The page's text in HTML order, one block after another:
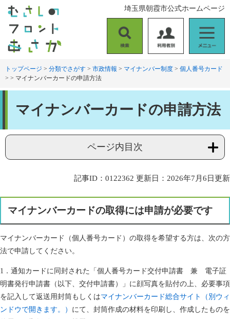
す
。
し
て
索
用
者
ニ
ュ
埼玉県朝霞市公式ホームページ
トップページ > 分類でさがす > 市政情報 > マイナンバー制度 > 個人番号カード
> > マイナンバーカードの申請方法
マイナンバーカードの申請方法
ページ内目次
記事ID：0122362 更新日：2026年7月6日更新
マイナンバーカードの取得には申請が必要です
マイナンバーカード（個人番号カード）の取得を希望する方は、次の方
法で申請してください。
1．通知カードに同封された「個人番号カード交付申請書 兼 電子証
明書発行申請書（以下、交付申請書）」に顔写真を貼付の上、必要事項
を記入して返送用封筒もしくはマイナンバーカード総合サイト（別ウィ
ンドウで開きます。） にて、封筒作成の材料を印刷し、作成したものを